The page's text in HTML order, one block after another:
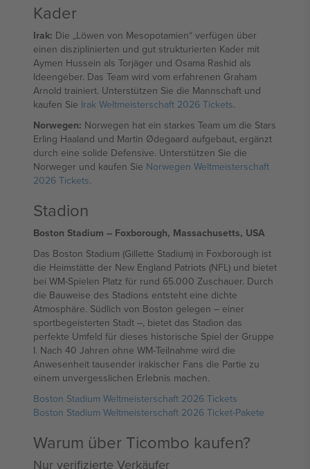
Kader
Irak: Die „Löwen von Mesopotamien“ verfügen über
einen disziplinierten und gut strukturierten Kader mit
Aymen Hussein als Torjäger und Osama Rashid als
Ideengeber. Das Team wird vom erfahrenen Graham
Arnold trainiert. Unterstützen Sie die Mannschaft und
kaufen Sie Irak Weltmeisterschaft 2026 Tickets.
Norwegen: Norwegen hat ein starkes Team um die Stars
Erling Haaland und Martin Ødegaard aufgebaut, ergänzt
durch eine solide Defensive. Unterstützen Sie die
Norweger und kaufen Sie Norwegen Weltmeisterschaft
2026 Tickets.
Stadion
Boston Stadium – Foxborough, Massachusetts, USA
Das Boston Stadium (Gillette Stadium) in Foxborough ist
die Heimstätte der New England Patriots (NFL) und bietet
bei WM-Spielen Platz für rund 65.000 Zuschauer. Durch
die Bauweise des Stadions entsteht eine dichte
Atmosphäre. Südlich von Boston gelegen – einer
sportbegeisterten Stadt –, bietet das Stadion das
perfekte Umfeld für dieses historische Spiel der Gruppe
I. Nach 40 Jahren ohne WM-Teilnahme wird die
Anwesenheit tausender irakischer Fans die Partie zu
einem unvergesslichen Erlebnis machen.
Boston Stadium Weltmeisterschaft 2026 Tickets
Boston Stadium Weltmeisterschaft 2026 Ticket-Pakete
Warum über Ticombo kaufen?
Nur verifizierte Verkäufer